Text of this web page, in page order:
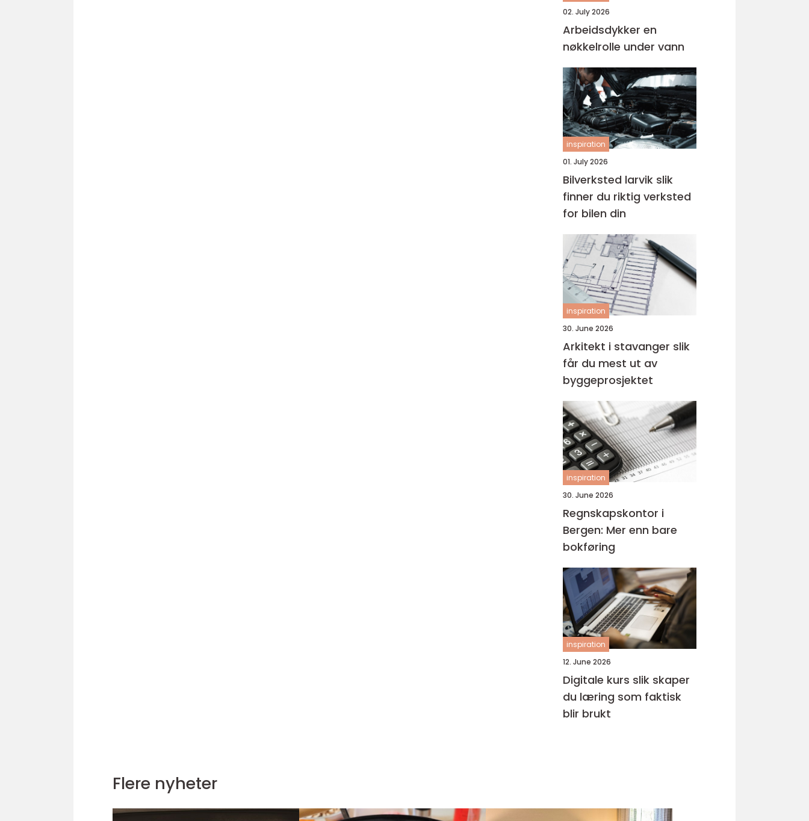
02. July 2026
Arbeidsdykker en
nøkkelrolle under vann
inspiration
01. July 2026
Bilverksted larvik slik
finner du riktig verksted
for bilen din
inspiration
30. June 2026
Arkitekt i stavanger slik
får du mest ut av
byggeprosjektet
inspiration
30. June 2026
Regnskapskontor i
Bergen: Mer enn bare
bokføring
inspiration
12. June 2026
Digitale kurs slik skaper
du læring som faktisk
blir brukt
Flere nyheter